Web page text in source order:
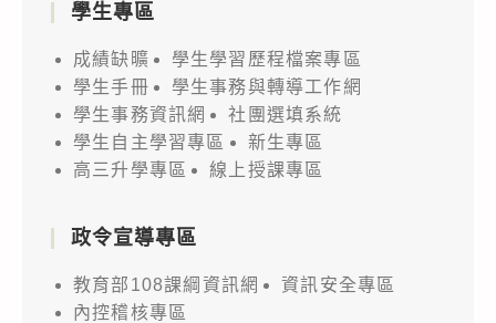
學生專區
成績缺曠
學生學習歷程檔案專區
學生手冊
學生事務與轉導工作網
學生事務資訊網
社團選填系統
學生自主學習專區
新生專區
高三升學專區
線上授課專區
政令宣導專區
教育部108課綱資訊網
資訊安全專區
內控稽核專區